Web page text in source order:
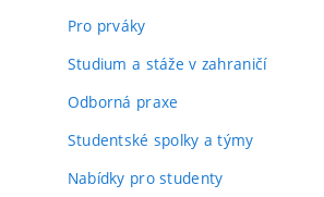
Pro prváky
Studium a stáže v zahraničí
Odborná praxe
Studentské spolky a týmy
Nabídky pro studenty